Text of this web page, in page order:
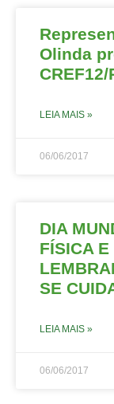
Olinda
CREF12/
LEIA MAIS »
06/06/2017
DIA
FÍSICA
SE
LEIA MAIS »
06/06/2017